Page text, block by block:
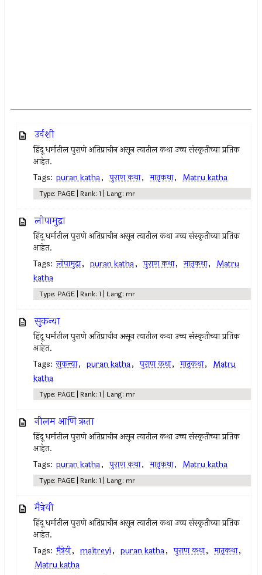
उर्वशी
हिंदू धर्मातील पुराणे अतिप्राचीन असून त्यातील कथा उच्च संस्कृतीच्या प्रतिक
आहेत.
Tags: puran katha, पुराण कथा, मातृकथा, Matru katha
Type: PAGE | Rank: 1 | Lang: mr
लोपामुद्रा
हिंदू धर्मातील पुराणे अतिप्राचीन असून त्यातील कथा उच्च संस्कृतीच्या प्रतिक
आहेत.
Tags: लोपामुद्रा, puran katha, पुराण कथा, मातृकथा, Matru
katha
Type: PAGE | Rank: 1 | Lang: mr
सुकन्या
हिंदू धर्मातील पुराणे अतिप्राचीन असून त्यातील कथा उच्च संस्कृतीच्या प्रतिक
आहेत.
Tags: सुकन्या, puran katha, पुराण कथा, मातृकथा, Matru
katha
Type: PAGE | Rank: 1 | Lang: mr
नीलम आणि ऋता
हिंदू धर्मातील पुराणे अतिप्राचीन असून त्यातील कथा उच्च संस्कृतीच्या प्रतिक
आहेत.
Tags: puran katha, पुराण कथा, मातृकथा, Matru katha
Type: PAGE | Rank: 1 | Lang: mr
मैत्रेयी
हिंदू धर्मातील पुराणे अतिप्राचीन असून त्यातील कथा उच्च संस्कृतीच्या प्रतिक
आहेत.
Tags: मैत्रेयी, maitreyi, puran katha, पुराण कथा, मातृकथा,
Matru katha